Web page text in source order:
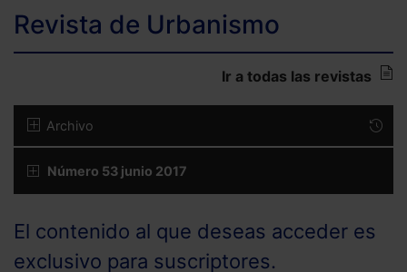
Revista de Urbanismo
Ir a todas las revistas
Archivo
Número 53 junio 2017
El contenido al que deseas acceder es
exclusivo para suscriptores.